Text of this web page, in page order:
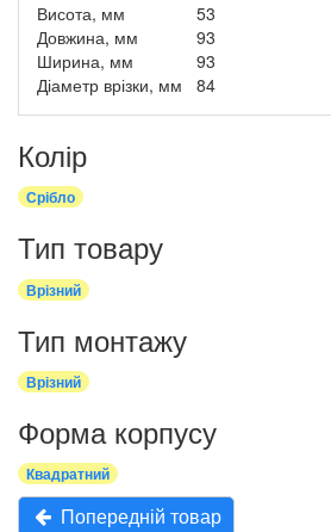
Висота, мм
53
Довжина, мм
93
Ширина, мм
93
Діаметр врізки, мм 84
Колір
Срібло
Тип товару
Врізний
Тип монтажу
Врізний
Форма корпусу
Квадратний
Попередній товар